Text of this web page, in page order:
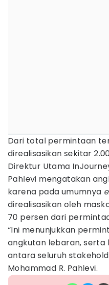
Dari total permintaan
direalisasikan sekitar
Direktur Utama
Pahlevi mengatakan
karena pada umumnya
direalisasikan oleh
70 persen dari
“Ini menunjukkan
angkutan lebaran, serta
antara seluruh
Mohammad R. Pahlevi.